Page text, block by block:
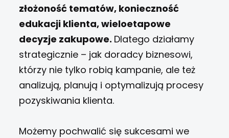
złożoność tematów, konieczność
edukacji klienta, wieloetapowe
decyzje zakupowe. Dlatego działamy
strategicznie – jak doradcy biznesowi,
którzy nie tylko robią kampanie, ale też
analizują, planują i optymalizują procesy
pozyskiwania klienta.
Możemy pochwalić się sukcesami we